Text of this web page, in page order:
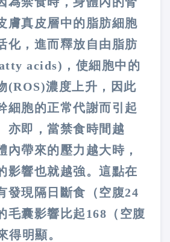
膚真皮層中的脂肪細胞
化，進而釋放自由脂肪
acids)，使細胞中的
(ROS)濃度上升，因此
細胞的正常代謝而引起
亦即，當禁食時間越
內帶來的壓力越大時，
影響也就越強。這點在
發現隔日斷食（空腹24
毛囊影響比起168（空腹
得明顯。